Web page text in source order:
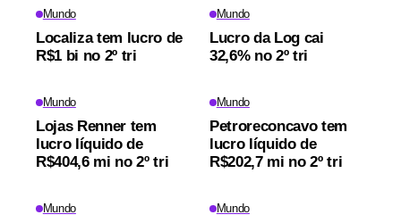
Mundo
Localiza tem lucro de
R$1 bi no 2º tri
Mundo
Lucro da Log cai
32,6% no 2º tri
Mundo
Lojas Renner tem
lucro líquido de
R$404,6 mi no 2º tri
Mundo
Petroreconcavo tem
lucro líquido de
R$202,7 mi no 2º tri
Mundo Mundo